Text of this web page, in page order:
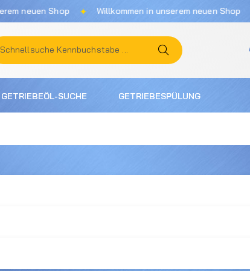
neuen Shop ✦ Willkommen in unserem neuen Shop ✦
GETRIEBEÖL-SUCHE GETRIEBESPÜLUNG